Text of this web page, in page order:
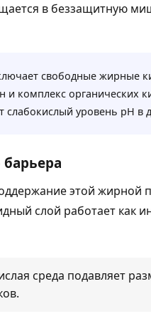
в беззащитную
свободные жирные
и комплекс органических
уровень pH в
этой жирной
слой работает как
среда подавляет